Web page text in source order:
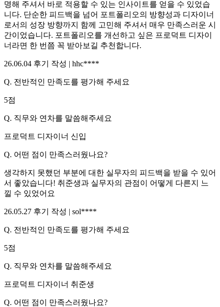
명해 주셔서 바로 적용할 수 있는 인사이트를 얻을 수 있었습
니다. 단순한 피드백을 넘어 포트폴리오의 방향성과 디자이너
로서의 성장 방향까지 함께 고민해 주셔서 매우 만족스러운 시
간이었습니다. 포트폴리오를 개선하고 싶은 프로덕트 디자이
너라면 한 번쯤 꼭 받아보길 추천합니다.
26.06.04 후기 작성 | hhc****
Q. 전반적인 만족도를 평가해 주세요
5점
Q. 직무와 연차를 말씀해주세요
프로덕트 디자이너 신입
Q. 어떤 점이 만족스러웠나요?
생각하지 못했던 부분에 대한 실무자의 피드백을 받을 수 있어
서 좋았습니다! 취준생과 실무자의 관점이 어떻게 다른지 느
낄 수 있었어요
26.05.27 후기 작성 | sol****
Q. 전반적인 만족도를 평가해 주세요
5점
Q. 직무와 연차를 말씀해주세요
프로덕트 디자이너 취준생
Q. 어떤 점이 만족스러웠나요?